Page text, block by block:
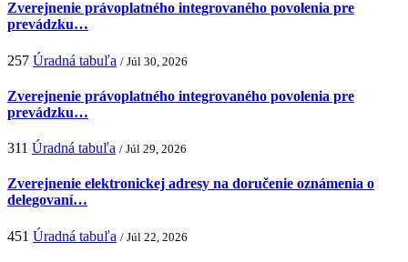
Zverejnenie právoplatného integrovaného povolenia pre
prevádzku…
257 Úradná tabuľa / Júl 30, 2026
Zverejnenie právoplatného integrovaného povolenia pre
prevádzku…
311 Úradná tabuľa / Júl 29, 2026
Zverejnenie elektronickej adresy na doručenie oznámenia o
delegovaní…
451 Úradná tabuľa / Júl 22, 2026